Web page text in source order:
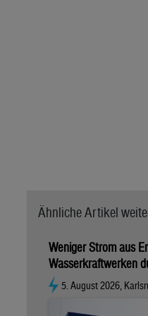
Ähnliche Artikel
Weniger Strom aus
Wasserkraftwerken
5. August 2026,